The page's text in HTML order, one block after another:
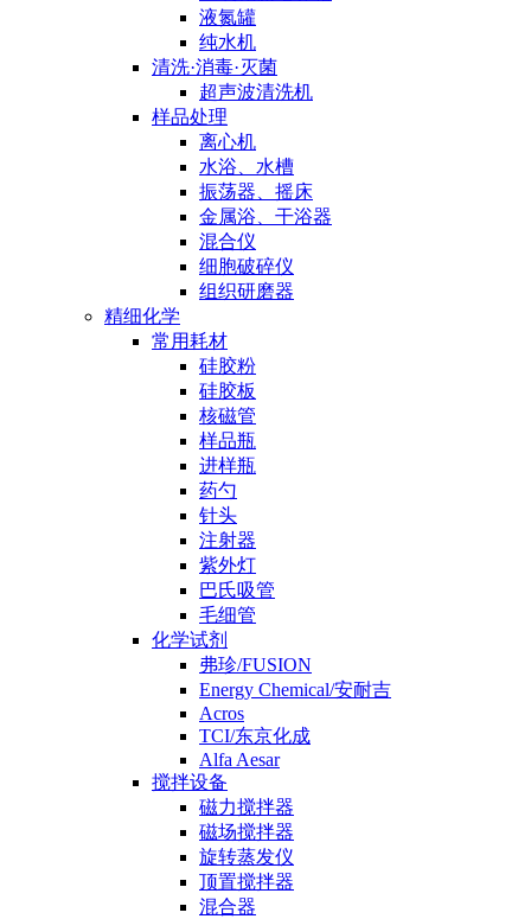
液氮罐
纯水机
清洗·消毒·灭菌
超声波清洗机
样品处理
离心机
水浴、水槽
振荡器、摇床
金属浴、干浴器
混合仪
细胞破碎仪
组织研磨器
精细化学
常用耗材
硅胶粉
硅胶板
核磁管
样品瓶
进样瓶
药勺
针头
注射器
紫外灯
巴氏吸管
毛细管
化学试剂
弗珍/FUSION
Energy Chemical/安耐吉
Acros
TCI/东京化成
Alfa Aesar
搅拌设备
磁力搅拌器
磁场搅拌器
旋转蒸发仪
顶置搅拌器
混合器